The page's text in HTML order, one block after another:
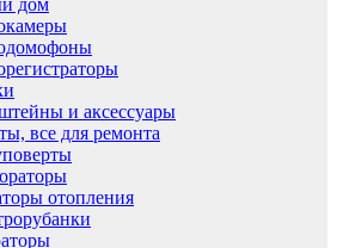
дом
и аксессуары
все для ремонта
отопления